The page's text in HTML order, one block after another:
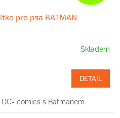
pro psa BATMAN
Skladem
DETAIL
comics s Batmanem.